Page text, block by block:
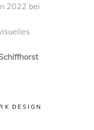
2022 bei
DESIGN